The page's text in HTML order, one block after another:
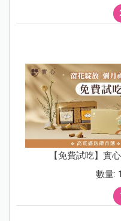
【免費試吃】實
數量: